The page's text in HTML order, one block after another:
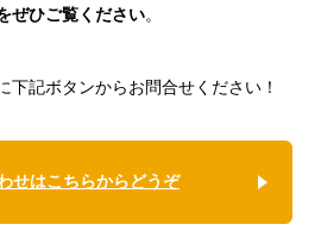
ぜひご覧ください。
下記ボタンからお問合せください！
せはこちらからどうぞ